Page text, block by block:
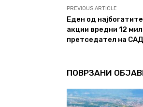
PREVIOUS ARTICLE
Еден од
акции вредни 12
претседател на
ПОВРЗАНИ